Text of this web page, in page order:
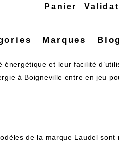
Panier
Marques
et leur facilité
à Boigneville entre en jeu
de la marque Laudel